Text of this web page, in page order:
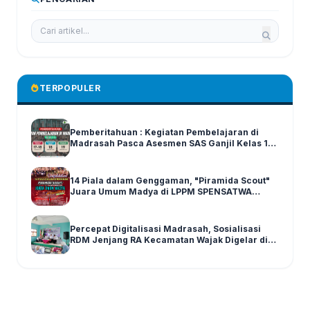
TERPOPULER
Pemberitahuan : Kegiatan Pembelajaran di
Madrasah Pasca Asesmen SAS Ganjil Kelas 1-6
14 Piala dalam Genggaman, "Piramida Scout"
Juara Umum Madya di LPPM SPENSATWA
Percepat Digitalisasi Madrasah, Sosialisasi
RDM Jenjang RA Kecamatan Wajak Digelar di